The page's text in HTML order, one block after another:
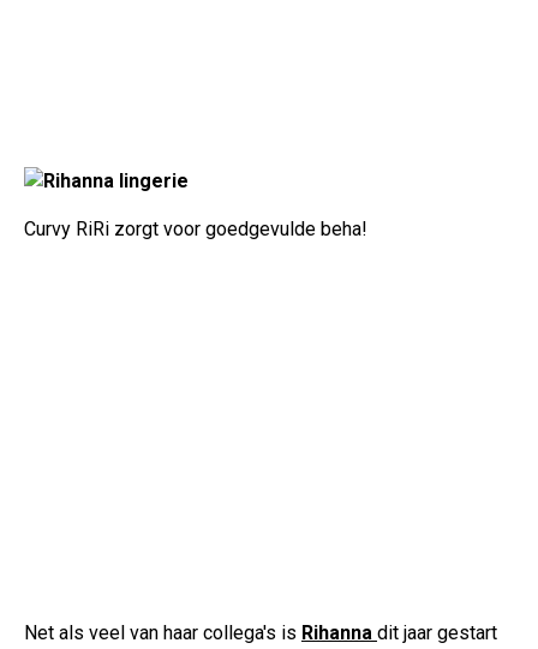
Curvy RiRi zorgt voor goedgevulde beha!
Net als veel van haar collega's is Rihanna dit jaar gestart